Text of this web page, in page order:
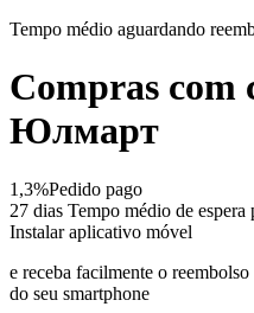
Tempo médio aguardando
Compras com
Юлмарт
1,3%Pedido pago
27 dias Tempo médio de espera
Instalar aplicativo móvel
e receba facilmente o reembolso
do seu smartphone